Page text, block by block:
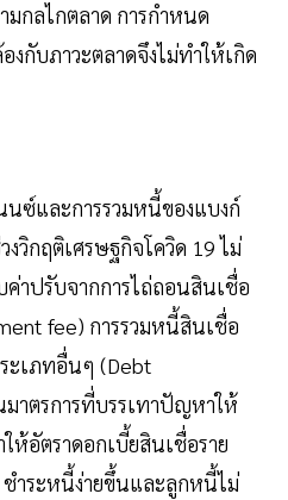
มกลไกตลาด การกำหนด
กับภาวะตลาดจึงไม่ทำให้เกิด
นซ์และการรวมหนี้ของแบงก์
วิกฤติเศรษฐกิจโควิด 19 ไม่
ค่าปรับจากการไถ่ถอนสินเชื่อ
fee) การรวมหนี้สินเชื่อ
ะเภทอื่นๆ (Debt
าตรการที่บรรเทาปัญหาให้
อัตราดอกเบี้ยสินเชื่อราย
ำระหนี้ง่ายขึ้นและลูกหนี้ไม่